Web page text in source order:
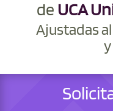
de UCA
Ajustadas